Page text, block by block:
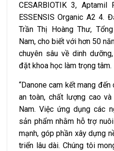
CESARBIOTIK 3, Aptamil
ESSENSIS Organic A2 4.
Trần Thị Hoàng Thư,
Nam, cho biết với hơn 50
chuyên sâu về dinh
đặt khoa học làm trọng tâm.
“Danone cam kết mang
an toàn, chất lượng cao
Nam. Việc ứng dụng các
sản phẩm nhằm hỗ trợ
mạnh, góp phần xây dựng
triển lâu dài. Chúng tôi